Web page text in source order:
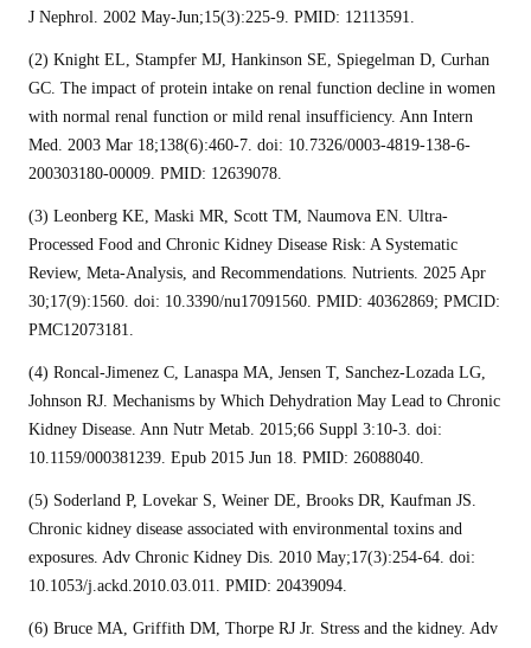
J Nephrol. 2002 May-Jun;15(3):225-9. PMID: 12113591.
(2) Knight EL, Stampfer MJ, Hankinson SE, Spiegelman D, Curhan
GC. The impact of protein intake on renal function decline in women
with normal renal function or mild renal insufficiency. Ann Intern
Med. 2003 Mar 18;138(6):460-7. doi: 10.7326/0003-4819-138-6-
200303180-00009. PMID: 12639078.
(3) Leonberg KE, Maski MR, Scott TM, Naumova EN. Ultra-
Processed Food and Chronic Kidney Disease Risk: A Systematic
Review, Meta-Analysis, and Recommendations. Nutrients. 2025 Apr
30;17(9):1560. doi: 10.3390/nu17091560. PMID: 40362869; PMCID:
PMC12073181.
(4) Roncal-Jimenez C, Lanaspa MA, Jensen T, Sanchez-Lozada LG,
Johnson RJ. Mechanisms by Which Dehydration May Lead to Chronic
Kidney Disease. Ann Nutr Metab. 2015;66 Suppl 3:10-3. doi:
10.1159/000381239. Epub 2015 Jun 18. PMID: 26088040.
(5) Soderland P, Lovekar S, Weiner DE, Brooks DR, Kaufman JS.
Chronic kidney disease associated with environmental toxins and
exposures. Adv Chronic Kidney Dis. 2010 May;17(3):254-64. doi:
10.1053/j.ackd.2010.03.011. PMID: 20439094.
(6) Bruce MA, Griffith DM, Thorpe RJ Jr. Stress and the kidney. Adv